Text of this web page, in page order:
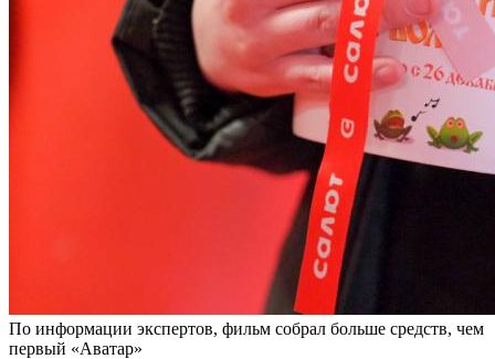
По информации экспертов, фильм собрал больше средств, чем
первый «Аватар»